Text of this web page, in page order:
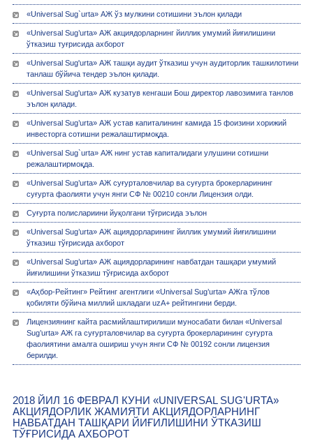
«Universal Sug`urta» АЖ ўз мулкини сотишини эълон қилади
«Universal Sug’urta» АЖ акциядорларнинг йиллик умумий йиғилишини
ўтказиш туғрисида ахборот
«Universal Sug'urta» АЖ ташқи аудит ўтказиш учун аудиторлик ташкилотини
танлаш бўйича тендер эълон қилади.
«Universal Sug'urta» АЖ кузатув кенгаши Бош директор лавозимига танлов
эълон қилади.
«Universal Sug’urta» АЖ устав капиталининг камида 15 фоизини хорижий
инвесторга сотишни режалаштирмоқда.
«Universal Sug`urta» АЖ нинг устав капиталидаги улушини сотишни
режалаштирмоқда.
«Univеrsal Sug’urta» АЖ суғурталовчилар ва суғурта брокерларининг
суғурта фаолияти учун янги СФ № 00210 сонли Лицензия олди.
Суғурта полислариини йуқолгани тўғрисида эълон
«Universal Sug’urta» АЖ ациядорларининг йиллик умумий йиғилишини
ўтказиш тўғрисида ахборот
«Universal Sug’urta» АЖ ациядорларининг навбатдан ташқари умумий
йиғилишини ўтказиш тўғрисида ахборот
«Аҳбор-Рейтинг» Рейтинг агентлиги «Universal Sug’urta» АЖга тўлов
қобиляти бўйича миллий шкладаги uzA+ рейтингини берди.
Лицензиянинг кайта расмийлаштирилиши муносабати билан «Univеrsal
Sug’urta» АЖ га суғурталовчилар ва суғурта брокерларининг суғурта
фаолиятини амалга ошириш учун янги СФ № 00192 сонли лицензия
берилди.
2018 ЙИЛ 16 ФЕВРАЛ КУНИ «UNIVERSAL SUG'URTA»
АКЦИЯДОРЛИК ЖАМИЯТИ АКЦИЯДОРЛАРНИНГ
НАВБАТДАН ТАШҚАРИ ЙИҒИЛИШИНИ ЎТКАЗИШ
ТЎҒРИСИДА АХБОРОТ